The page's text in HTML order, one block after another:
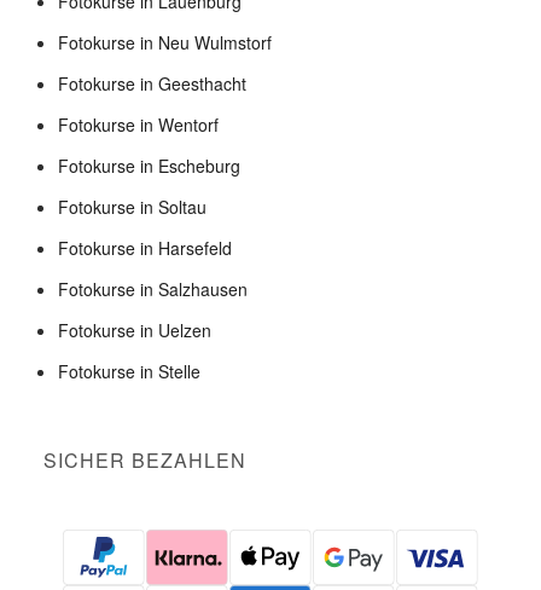
Fotokurse in Neu Wulmstorf
Fotokurse in Geesthacht
Fotokurse in Wentorf
Fotokurse in Escheburg
Fotokurse in Soltau
Fotokurse in Harsefeld
Fotokurse in Salzhausen
Fotokurse in Uelzen
Fotokurse in Stelle
SICHER BEZAHLEN